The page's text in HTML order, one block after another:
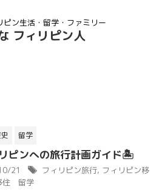
ピン生活・留学・ファミリー
フィリピン人
留学
ピンへの旅行計画ガイド🏝
21 フィリピン旅行, フィリピン移
住 留学